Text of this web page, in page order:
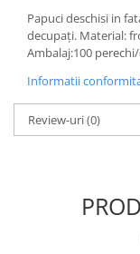
Sapun spuma
Consumabile hartie
Acoperitori toaleta
Cearceaf hartie &
Hartie igienica
Role hartie
Papuci deschisi in
decupați. Material:
Ambalaj:100
Informatii
Review-uri(0)